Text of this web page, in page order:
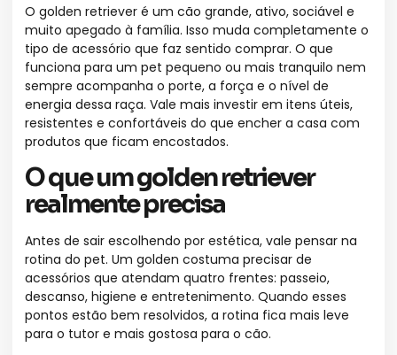
O golden retriever é um cão grande, ativo, sociável e
muito apegado à família. Isso muda completamente o
tipo de acessório que faz sentido comprar. O que
funciona para um pet pequeno ou mais tranquilo nem
sempre acompanha o porte, a força e o nível de
energia dessa raça. Vale mais investir em itens úteis,
resistentes e confortáveis do que encher a casa com
produtos que ficam encostados.
O que um golden retriever
realmente precisa
Antes de sair escolhendo por estética, vale pensar na
rotina do pet. Um golden costuma precisar de
acessórios que atendam quatro frentes: passeio,
descanso, higiene e entretenimento. Quando esses
pontos estão bem resolvidos, a rotina fica mais leve
para o tutor e mais gostosa para o cão.